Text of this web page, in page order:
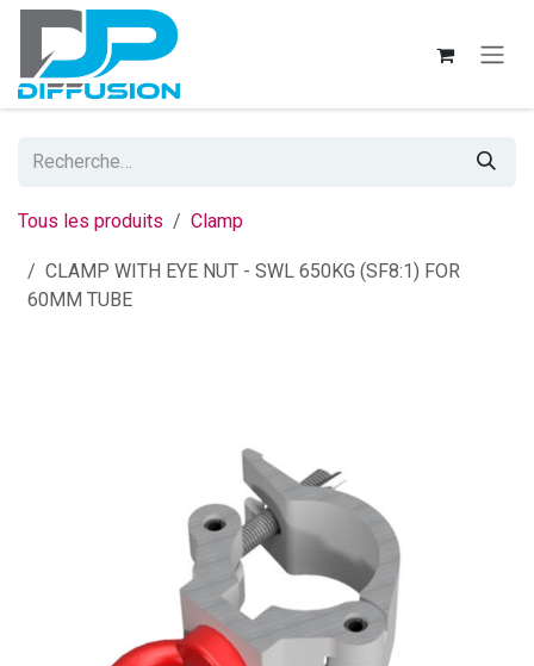
Se rendre au contenu
Tous les produits Clamp
CLAMP WITH EYE NUT - SWL 650KG (SF8:1) FOR
60MM TUBE